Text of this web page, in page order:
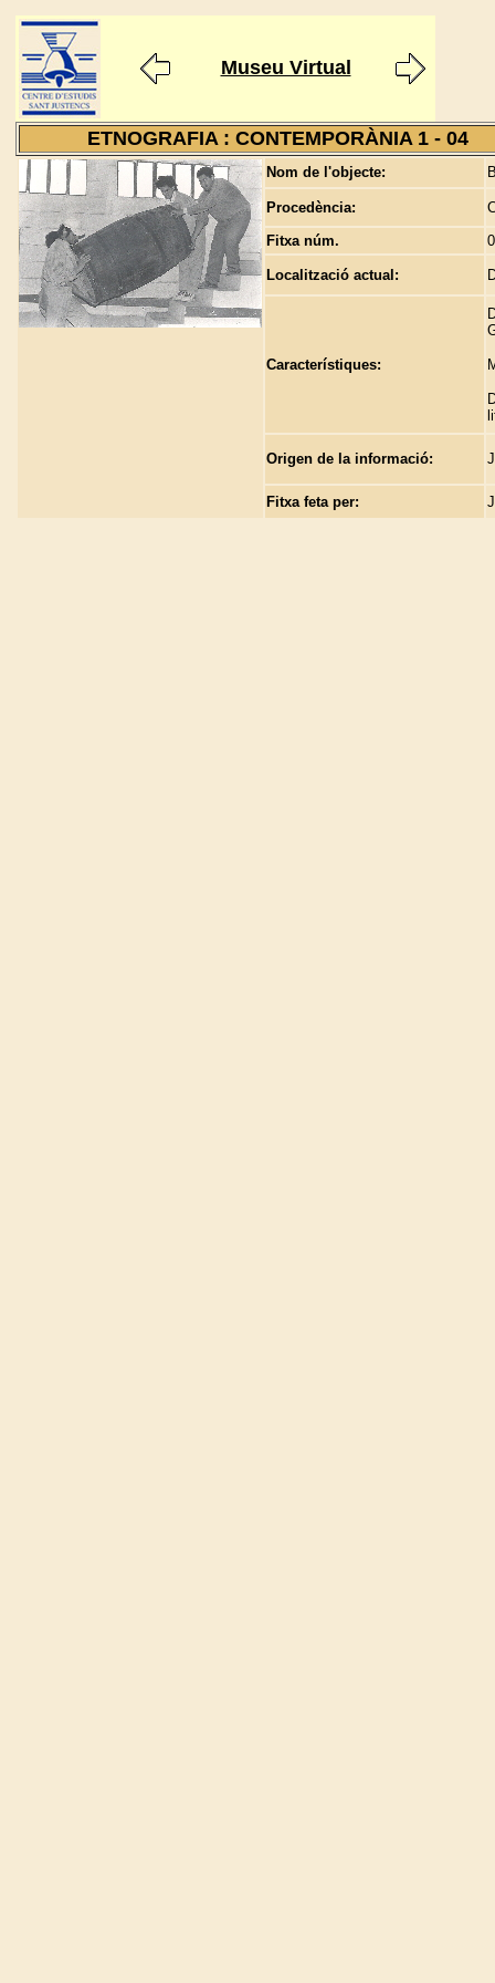
Museu Virtual
ETNOGRAFIA : CONTEMPORÀNIA 1 - 04
Nom de l'objecte:
Procedència:
Fitxa núm.
Localització actual:
Característiques:
Origen de la informació:
Fitxa feta per: